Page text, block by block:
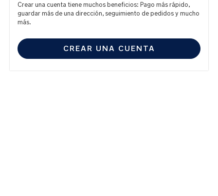
Crear una cuenta tiene muchos beneficios: Pago más rápido,
guardar más de una dirección, seguimiento de pedidos y mucho
más.
CREAR UNA CUENTA